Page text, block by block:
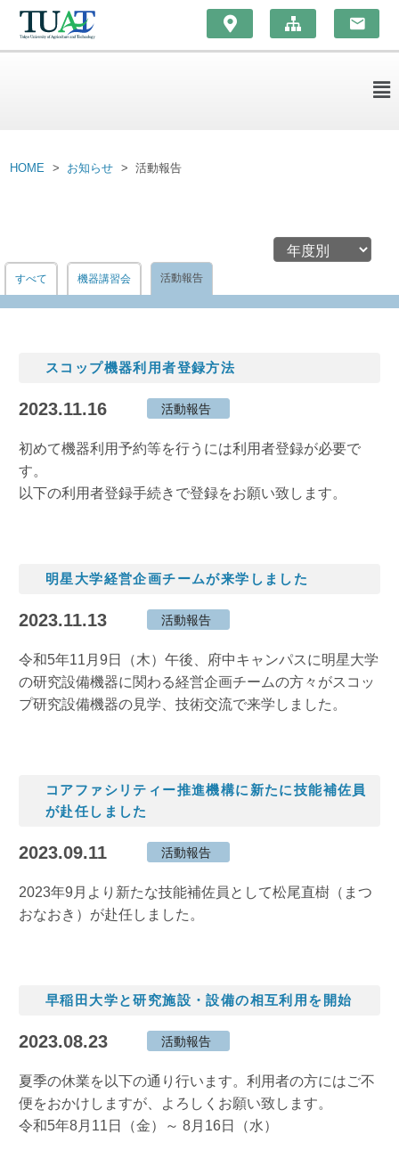
HOME お知らせ 活動報告
すべて 機器講習会 活動報告
スコップ機器利用者登録方法
2023.11.16 活動報告
初めて機器利用予約等を行うには利用者登録が必要で
す。
以下の利用者登録手続きで登録をお願い致します。
明星大学経営企画チームが来学しました
2023.11.13 活動報告
令和5年11月9日（木）午後、府中キャンパスに明星大学
の研究設備機器に関わる経営企画チームの方々がスコッ
プ研究設備機器の見学、技術交流で来学しました。
コアファシリティー推進機構に新たに技能補佐員
が赴任しました
2023.09.11 活動報告
2023年9月より新たな技能補佐員として松尾直樹（まつ
おなおき）が赴任しました。
早稲田大学と研究施設・設備の相互利用を開始
2023.08.23 活動報告
夏季の休業を以下の通り行います。利用者の方にはご不
便をおかけしますが、よろしくお願い致します。
令和5年8月11日（金）～ 8月16日（水）